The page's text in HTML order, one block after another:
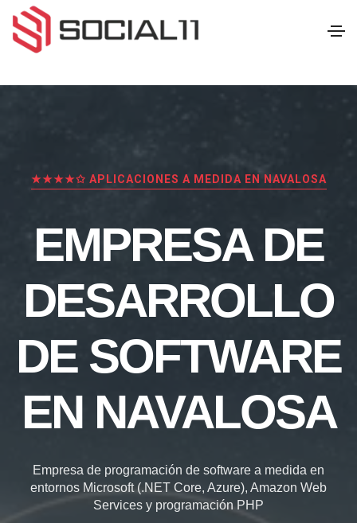
★★★★✩ APLICACIONES A MEDIDA EN NAVALOSA
EMPRESA DE
DESARROLLO
DE SOFTWARE
EN NAVALOSA
Empresa de programación de software a medida en
entornos Microsoft (.NET Core, Azure), Amazon Web
Services y programación PHP